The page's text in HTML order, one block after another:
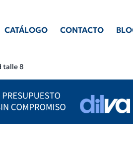
CATÁLOGO CONTACTO
talle 8